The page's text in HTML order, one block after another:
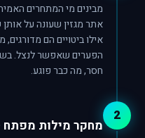
מבינים מי המתחרים
אתר מגזין שעונה על
אילו ביטויים הם
הפערים שאפשר לנצל.
חסר, מה כבר פוגע.
2
מחקר מילות מפתח —